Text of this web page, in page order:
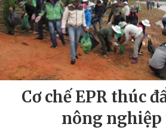
Cơ chế EPR thúc
nông nghiệp